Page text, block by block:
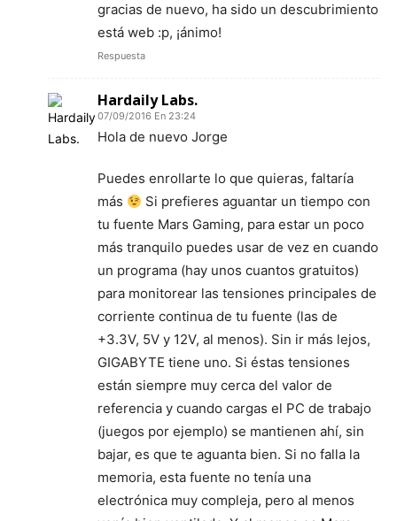
gracias de nuevo, ha sido un descubrimiento
está web :p, ¡ánimo!
Respuesta
Hardaily Labs.
07/09/2016 En 23:24
Hola de nuevo Jorge
Puedes enrollarte lo que quieras, faltaría
más
Si prefieres aguantar un tiempo con
tu fuente Mars Gaming, para estar un poco
más tranquilo puedes usar de vez en cuando
un programa (hay unos cuantos gratuitos)
para monitorear las tensiones principales de
corriente continua de tu fuente (las de
+3.3V, 5V y 12V, al menos). Sin ir más lejos,
GIGABYTE tiene uno. Si éstas tensiones
están siempre muy cerca del valor de
referencia y cuando cargas el PC de trabajo
(juegos por ejemplo) se mantienen ahí, sin
bajar, es que te aguanta bien. Si no falla la
memoria, esta fuente no tenía una
electrónica muy compleja, pero al menos